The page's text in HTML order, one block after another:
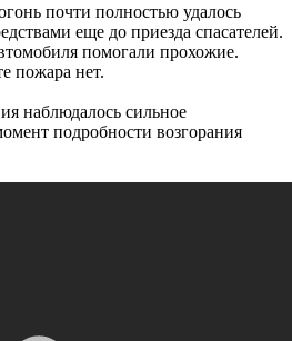
почти полностью удалось
еще до приезда спасателей.
помогали прохожие.
пожара нет.
наблюдалось сильное
подробности возгорания